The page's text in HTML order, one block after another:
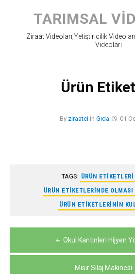
content
TARIMSAL
Ziraat Videoları,Yetiştiricilik
Videoları
Ürün
By ziraatci in Gıda 01
TAGS: ÜRÜN
ÜRÜN ETIKETLERINDE OLMASI
ÜRÜN ETIKETLERININ
gezinmesi
Okul Kantinleri Hijyen
Mısır Silaj Makinesi